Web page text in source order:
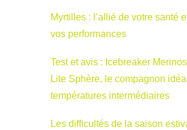
Myrtilles : l’allié de votre santé
vos performances
Test et avis : Icebreaker
Lite Sphère, le compagnon
températures intermédiaires
Les difficultés de la saison